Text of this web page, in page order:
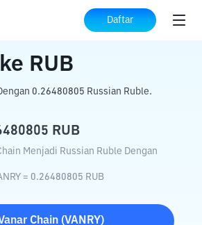
Daftar
Kripto VANRY RUB
ke RUB
0.26480805 Russian Ruble.
RUB
Menjadi Russian Ruble Dengan
= 0.26480805 RUB
Chain (VANRY)